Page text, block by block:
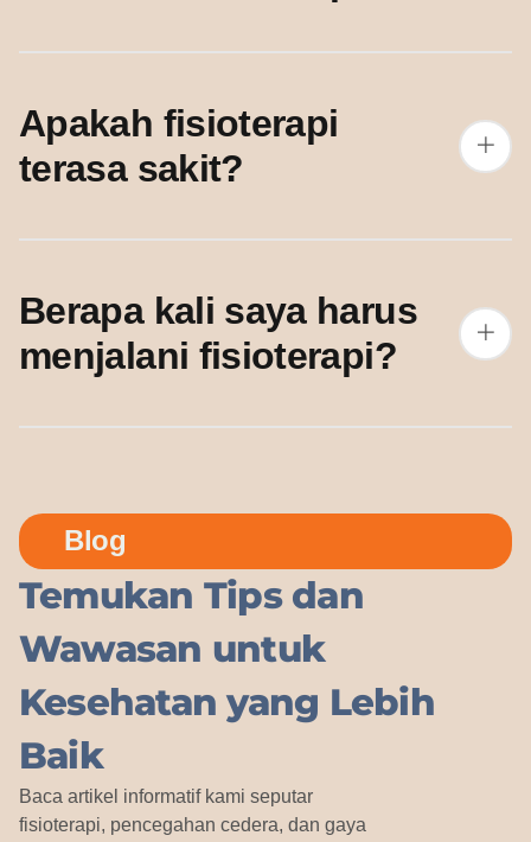
Apakah fisioterapi
terasa sakit?
Berapa kali saya harus
menjalani fisioterapi?
Blog
Temukan Tips dan
Wawasan untuk
Kesehatan yang Lebih
Baik
Baca artikel informatif kami seputar
fisioterapi, pencegahan cedera, dan gaya